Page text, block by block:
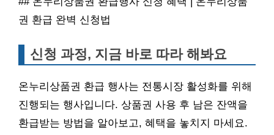
권 환급 완벽 신청법
신청 과정, 지금 바로 따라 해봐요
온누리상품권 환급 행사는 전통시장 활성화를 위해
진행되는 행사입니다. 상품권 사용 후 남은 잔액을
환급받는 방법을 알아보고, 혜택을 놓치지 마세요.